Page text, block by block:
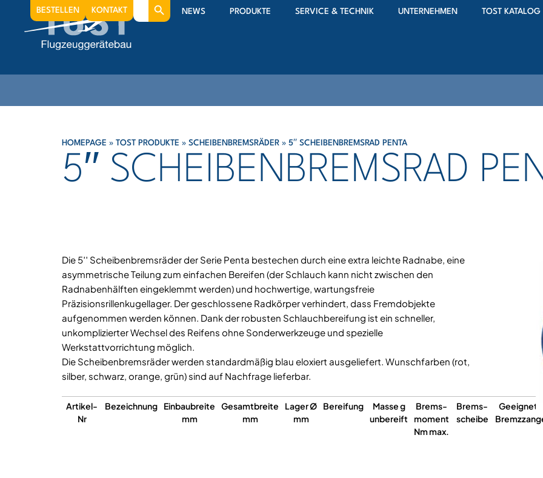
NEWS PRODUKTE SERVICE & TECHNIK UNTERNEHMEN TOST KATALOG
BESTELLEN KONTAKT
Search
for:
HOMEPAGE » TOST PRODUKTE » SCHEIBENBREMSRÄDER » 5′′ SCHEIBENBREMSRAD PENTA
5′′ SCHEIBENBREMSRAD
Die 5′′ Scheibenbremsräder der Serie Penta bestechen durch eine extra leichte Radnabe, eine
asymmetrische Teilung zum einfachen Bereifen (der Schlauch kann nicht zwischen den
Radnabenhälften eingeklemmt werden) und hochwertige, wartungsfreie
Präzisionsrillenkugellager. Der geschlossene Radkörper verhindert, dass Fremdobjekte
aufgenommen werden können. Dank der robusten Schlauchbereifung ist ein schneller,
unkomplizierter Wechsel des Reifens ohne Sonderwerkzeuge und spezielle
Werkstattvorrichtung möglich.
Die Scheibenbremsräder werden standardmäßig blau eloxiert ausgeliefert. Wunschfarben (rot,
silber, schwarz, orange, grün) sind auf Nachfrage lieferbar.
Artikel-
Nr
Bezeichnung
Einbaubreite
mm
Gesamtbreite
mm
Lager Ø
mm
Bereifung
Masse g
unbereift
Brems-
moment
Nm max.
Brems-
scheibe
Geeignete